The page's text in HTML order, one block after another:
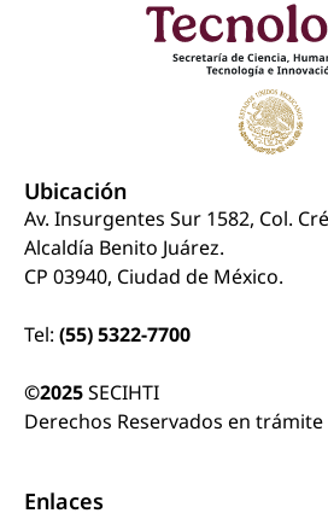
Ubicación
Av. Insurgentes Sur 1582, Col.
Alcaldía Benito Juárez.
CP 03940, Ciudad de México.
Tel: (55) 5322-7700
©2025SECIHTI
Derechos Reservados en trámite
Enlaces